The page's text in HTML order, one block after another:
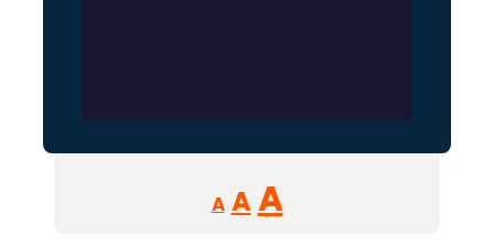
A
Reducir
tamaño
A Restablecer
AAumentar